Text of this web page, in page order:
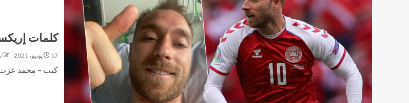
كلمات
17 يونيو، 2021
كتب – محمد عزت